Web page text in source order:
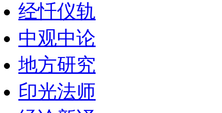
经忏仪轨
中观中论
地方研究
印光法师